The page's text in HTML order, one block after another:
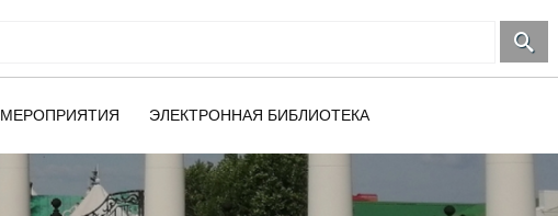
МЕРОПРИЯТИЯ ЭЛЕКТРОННАЯ БИБЛИОТЕКА